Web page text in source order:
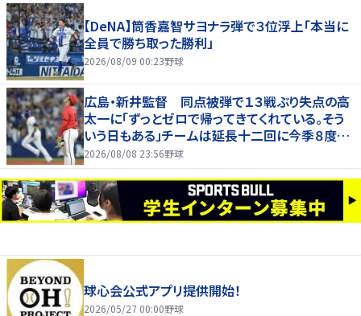
【DeNA】筒香嘉智サヨナラ弾で３位浮上「本当に
全員で勝ち取った勝利」
2026/08/09 00:23野球
広島・新井監督 同点被弾で１３戦ぶり失点の高
太一に「ずっとゼロで帰ってきてくれている。そう
いう日もある」チームは延長十二回に今季８度目
サヨナラ負け
2026/08/08 23:56野球
球心会公式アプリ提供開始！
2026/05/27 00:00野球